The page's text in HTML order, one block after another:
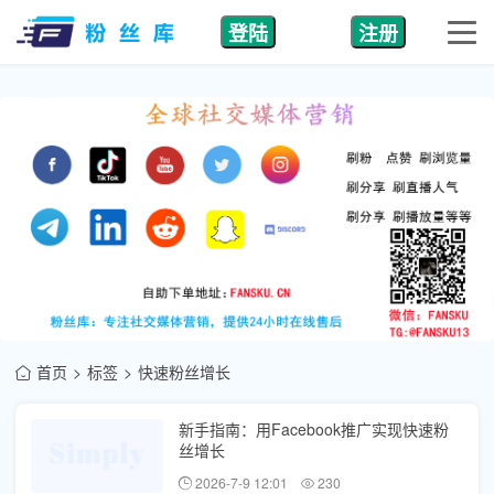
登陆 注册
首页 标签 快速粉丝增长
新手指南：用Facebook推广实现快速粉
丝增长
2026-7-9 12:01 230